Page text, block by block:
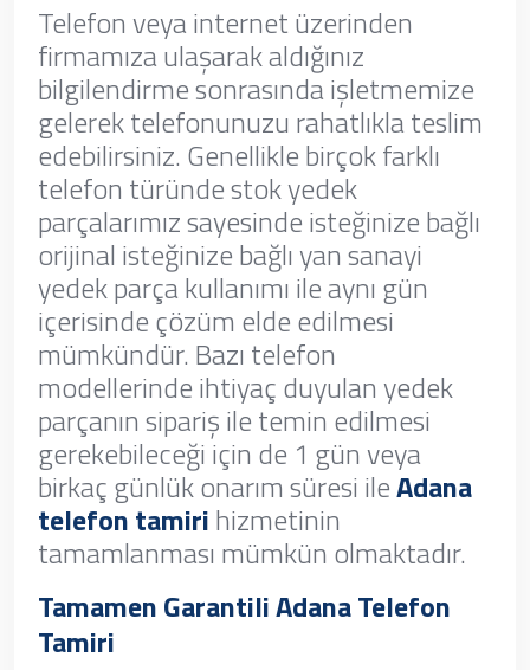
Telefon veya internet üzerinden
firmamıza ulaşarak aldığınız
bilgilendirme sonrasında işletmemize
gelerek telefonunuzu rahatlıkla teslim
edebilirsiniz. Genellikle birçok farklı
telefon türünde stok yedek
parçalarımız sayesinde isteğinize bağlı
orijinal isteğinize bağlı yan sanayi
yedek parça kullanımı ile aynı gün
içerisinde çözüm elde edilmesi
mümkündür. Bazı telefon
modellerinde ihtiyaç duyulan yedek
parçanın sipariş ile temin edilmesi
gerekebileceği için de 1 gün veya
birkaç günlük onarım süresi ileAdana
telefon tamirihizmetinin
tamamlanması mümkün olmaktadır.
Tamamen Garantili Adana Telefon
Tamiri